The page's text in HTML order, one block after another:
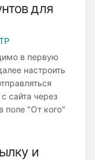
для
в первую
настроить
сайта через
поле "От кого"
и